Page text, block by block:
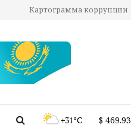
Картограмма коррупции
+31°C $ 469.93